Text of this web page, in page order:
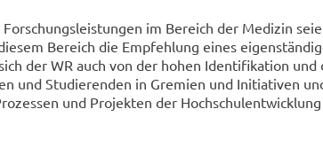
im Be­reich der Me­di­zin
Be­reich die Emp­feh­lung eines
der WR auch von der hohen Iden­ti­fi­ka­ti­on und
und Stu­die­ren­den in Gre­mi­en und In­itia­ti­ven
und Pro­jek­ten der